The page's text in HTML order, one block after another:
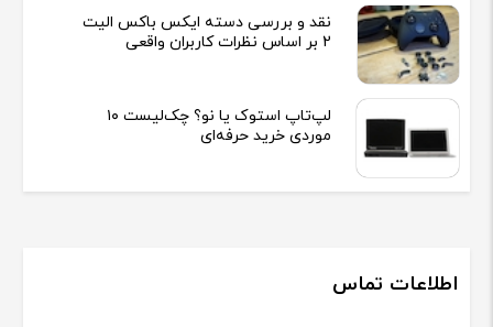
نقد و بررسی دسته ایکس باکس الیت
2 بر اساس نظرات کاربران واقعی
لپ‌تاپ استوک یا نو؟ چک‌لیست ۱۰
موردی خرید حرفه‌ای
اطلاعات تماس